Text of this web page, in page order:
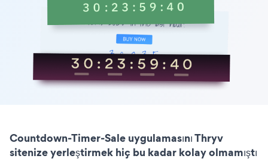
Countdown-Timer-Sale uygulamasını Thryv
sitenize yerleştirmek hiç bu kadar kolay olmamıştı